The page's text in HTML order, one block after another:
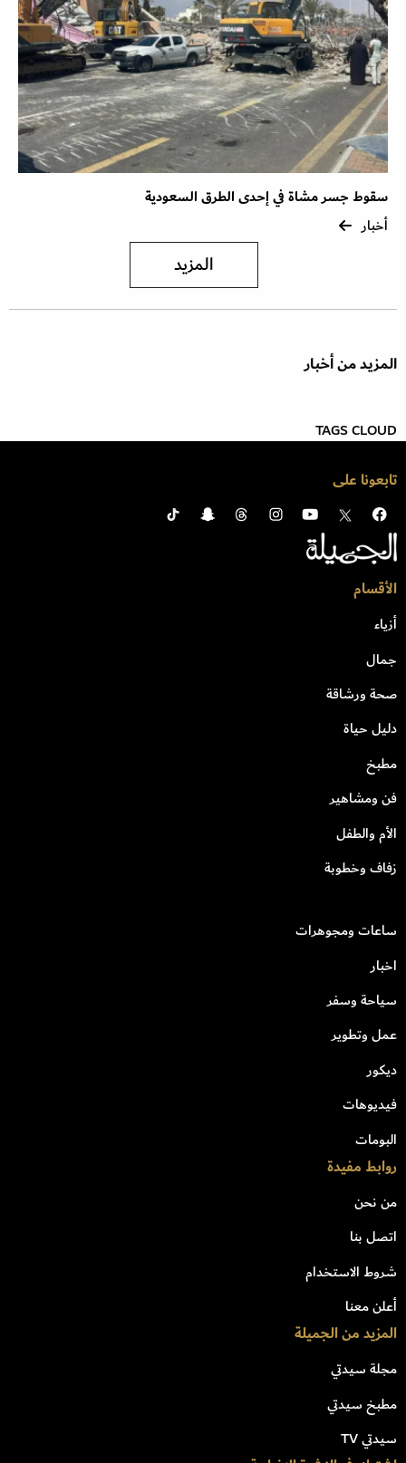
سقوط جسر مشاة في إحدى الطرق السعودية
أخبار
المزيد
المزيد من أخبار
TAGS CLOUD
تابعونا على
الأقسام
أزياء
جمال
صحة ورشاقة
دليل حياة
مطبخ
فن ومشاهير
الأم والطفل
زفاف وخطوبة
ساعات ومجوهرات
اخبار
سياحة وسفر
عمل وتطوير
ديكور
فيديوهات
البومات
روابط مفيدة
من نحن
اتصل بنا
شروط الاستخدام
أعلن معنا
المزيد من الجميلة
مجلة سيدتي
مطبخ سيدتي
سيدتي TV